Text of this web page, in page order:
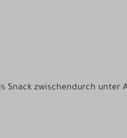
Snack zwischendurch unter